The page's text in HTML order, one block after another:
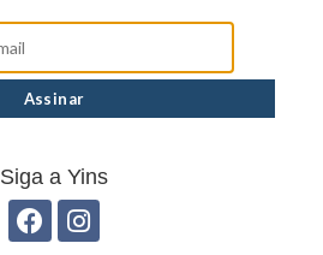
Siga a Yins